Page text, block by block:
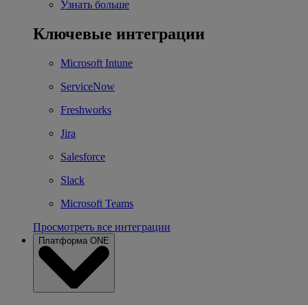
Узнать больше
Ключевые интеграции
Microsoft Intune
ServiceNow
Freshworks
Jira
Salesforce
Slack
Microsoft Teams
Просмотреть все интеграции
Платформа ONE